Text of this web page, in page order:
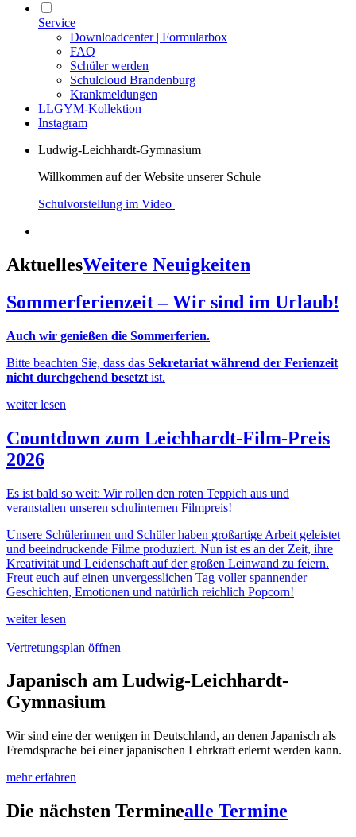
Service
Downloadcenter | Formularbox
FAQ
Schüler werden
Schulcloud Brandenburg
Krankmeldungen
LLGYM-Kollektion
Instagram
Ludwig-Leichhardt-Gymnasium
Willkommen auf der Website unserer Schule
Schulvorstellung im Video
AktuellesWeitere Neuigkeiten
Sommerferienzeit – Wir sind im Urlaub!
Auch wir genießen die Sommerferien.
Bitte beachten Sie, dass das Sekretariat während der Ferienzeit
nicht durchgehend besetzt ist.
weiter lesen
Countdown zum Leichhardt-Film-Preis
2026
Es ist bald so weit: Wir rollen den roten Teppich aus und
veranstalten unseren schulinternen Filmpreis!
Unsere Schülerinnen und Schüler haben großartige Arbeit geleistet
und beeindruckende Filme produziert. Nun ist es an der Zeit, ihre
Kreativität und Leidenschaft auf der großen Leinwand zu feiern.
Freut euch auf einen unvergesslichen Tag voller spannender
Geschichten, Emotionen und natürlich reichlich Popcorn!
weiter lesen
Vertretungsplan öffnen
Japanisch am Ludwig-Leichhardt-
Gymnasium
Wir sind eine der wenigen in Deutschland, an denen Japanisch als
Fremdsprache bei einer japanischen Lehrkraft erlernt werden kann.
mehr erfahren
Die nächsten Terminealle Termine